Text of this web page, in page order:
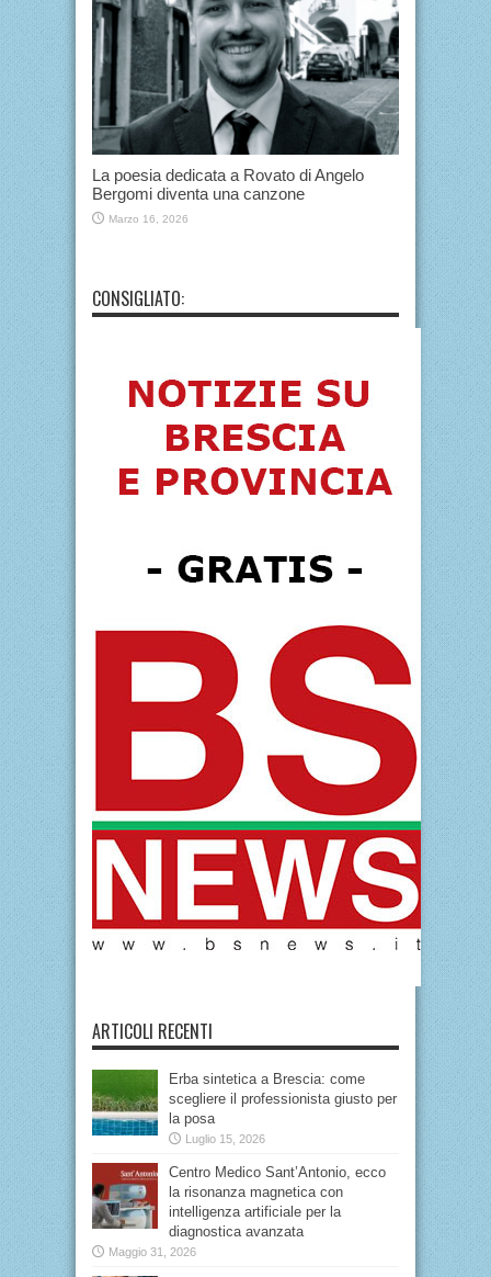
La poesia dedicata a Rovato di Angelo
Bergomi diventa una canzone
Marzo 16, 2026
CONSIGLIATO:
ARTICOLI RECENTI
Erba sintetica a Brescia: come
scegliere il professionista giusto per
la posa
Luglio 15, 2026
Centro Medico Sant’Antonio, ecco
la risonanza magnetica con
intelligenza artificiale per la
diagnostica avanzata
Maggio 31, 2026